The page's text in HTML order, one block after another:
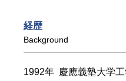
経歴
Background
1992年 慶應義塾大学